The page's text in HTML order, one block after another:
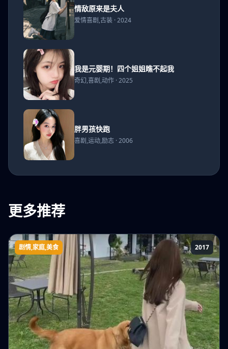
情敌
原来
是夫
人
情敌原来是夫人
爱情喜剧,古装 · 2024
我是
元婴
期！
四个
姐姐
瞧不
起我
我是元婴期！四个姐姐瞧不起我
奇幻,喜剧,动作 · 2025
胖男
孩快
跑
胖男孩快跑
喜剧,运动,励志 · 2006
更多推荐
她的盛宴
剧情,家庭,美食 2017